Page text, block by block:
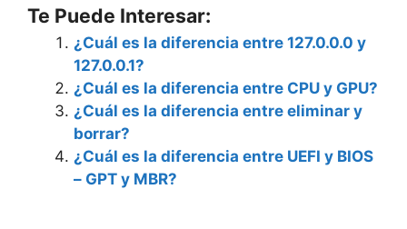
Te Puede Interesar:
¿Cuál es la diferencia entre 127.0.0.0 y
127.0.0.1?
¿Cuál es la diferencia entre CPU y GPU?
¿Cuál es la diferencia entre eliminar y
borrar?
¿Cuál es la diferencia entre UEFI y BIOS
– GPT y MBR?